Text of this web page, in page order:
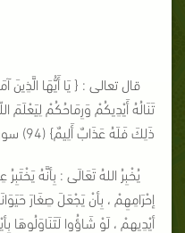
قال تعالى : { يَا أَيُّهَا الَّذِينَ
تَنَالُهُ أَيْدِيكُمْ وَرِمَاحُكُمْ لِيَعْلَمَ
ذَلِكَ فَلَهُ عَذَابٌ أَلِيمٌ} (94) سورة المائدة
يُخْبِرُ اللهُ تَعَالَى : بِأنَّهُ
إحْرَامِهِمْ ، بِأنْ يَجْعَلَ صِغَارَ
أيْدِيهِمْ ، لَوْ شَاؤُوا لَتَنَاوَلُوهَا